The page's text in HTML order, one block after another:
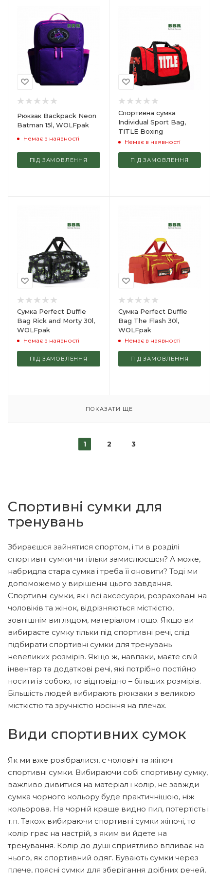
Рюкзак Backpack Neon
Batman 15l, WOLFpak
Немає в наявності
ПІД ЗАМОВЛЕННЯ
Спортивна сумка
Individual Sport Bag,
TITLE Boxing
Немає в наявності
ПІД ЗАМОВЛЕННЯ
Сумка Perfect Duffle
Bag Rick and Morty 30l,
WOLFpak
Немає в наявності
ПІД ЗАМОВЛЕННЯ
Сумка Perfect Duffle
Bag The Flash 30l,
WOLFpak
Немає в наявності
ПІД ЗАМОВЛЕННЯ
ПОКАЗАТИ ЩЕ
1 2 3
Спортивні сумки для
тренувань
Збираєшся зайнятися спортом, і ти в розділі
спортивні сумки чи тільки замислюєшся? А може,
набридла стара сумка і треба її оновити? Тоді ми
допоможемо у вирішенні цього завдання.
Спортивні сумки, як і всі аксесуари, розраховані на
чоловіків та жінок, відрізняються місткістю,
зовнішнім виглядом, матеріалом тощо. Якщо ви
вибираєте сумку тільки під спортивні речі, слід
підбирати спортивні сумки для тренувань
невеликих розмірів. Якщо ж, навпаки, маєте свій
інвентар та додаткові речі, які потрібно постійно
носити із собою, то відповідно – більших розмірів.
Більшість людей вибирають рюкзаки з великою
місткістю та зручністю носіння на плечах.
Види спортивних сумок
Як ми вже розібралися, є чоловічі та жіночі
спортивні сумки. Вибираючи собі спортивну сумку,
важливо дивитися на матеріал і колір, не завжди
сумка чорного кольору буде практичнішою, ніж
кольорова. На чорній краще видно пил, потертість і
т.п. Також вибираючи спортивні сумки жіночі, то
колір грає на настрій, з яким ви йдете на
тренування. Колір до душі сприятливо впливає на
нього, як спортивний одяг. Бувають сумки через
плече, поясні сумки для зберігання дрібних речей,